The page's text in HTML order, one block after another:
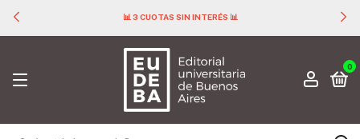
📊 3 CUOTAS SIN INTERÉS 📊
0